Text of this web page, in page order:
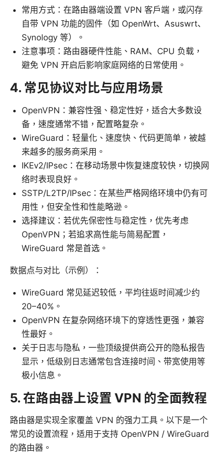
常用方式：在路由器端设置 VPN 客户端，或闪存
自带 VPN 功能的固件（如 OpenWrt、Asuswrt、
Synology 等）。
注意事项：路由器硬件性能、RAM、CPU 负载，
避免 VPN 开启后影响家庭网络的日常使用。
4. 常见协议对比与应用场景
OpenVPN：兼容性强、稳定性好，适合大多数设
备，速度通常不错，配置略复杂。
WireGuard：轻量化、速度快、代码更简单，被越
来越多的服务商采用。
IKEv2/IPsec：在移动场景中恢复速度较快，切换网
络时表现良好。
SSTP/L2TP/IPsec：在某些严格网络环境中仍有可
用性，但安全性和性能略逊。
选择建议：若优先保密性与稳定性，优先考虑
OpenVPN；若追求高性能与简易配置，
WireGuard 常是首选。
数据点与对比（示例）：
WireGuard 常见延迟较低，平均往返时间减少约
20–40%。
OpenVPN 在复杂网络环境下的穿透性更强，兼容
性最好。
关于日志与隐私，一些顶级提供商公开的隐私报告
显示，低级别日志通常包含连接时间、带宽使用等
极小信息。
5. 在路由器上设置 VPN 的全面教程
路由器是实现全家覆盖 VPN 的强力工具。以下是一个
常见的设置流程，适用于支持 OpenVPN / WireGuard
的路由器。